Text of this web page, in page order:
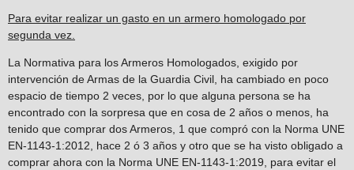
Para evitar realizar un gasto en un armero homologado por
segunda vez.
La Normativa para los Armeros Homologados, exigido por
intervención de Armas de la Guardia Civil, ha cambiado en poco
espacio de tiempo 2 veces, por lo que alguna persona se ha
encontrado con la sorpresa que en cosa de 2 años o menos, ha
tenido que comprar dos Armeros, 1 que compró con la Norma UNE
EN-1143-1:2012, hace 2 ó 3 años y otro que se ha visto obligado a
comprar ahora con la Norma UNE EN-1143-1:2019, para evitar el